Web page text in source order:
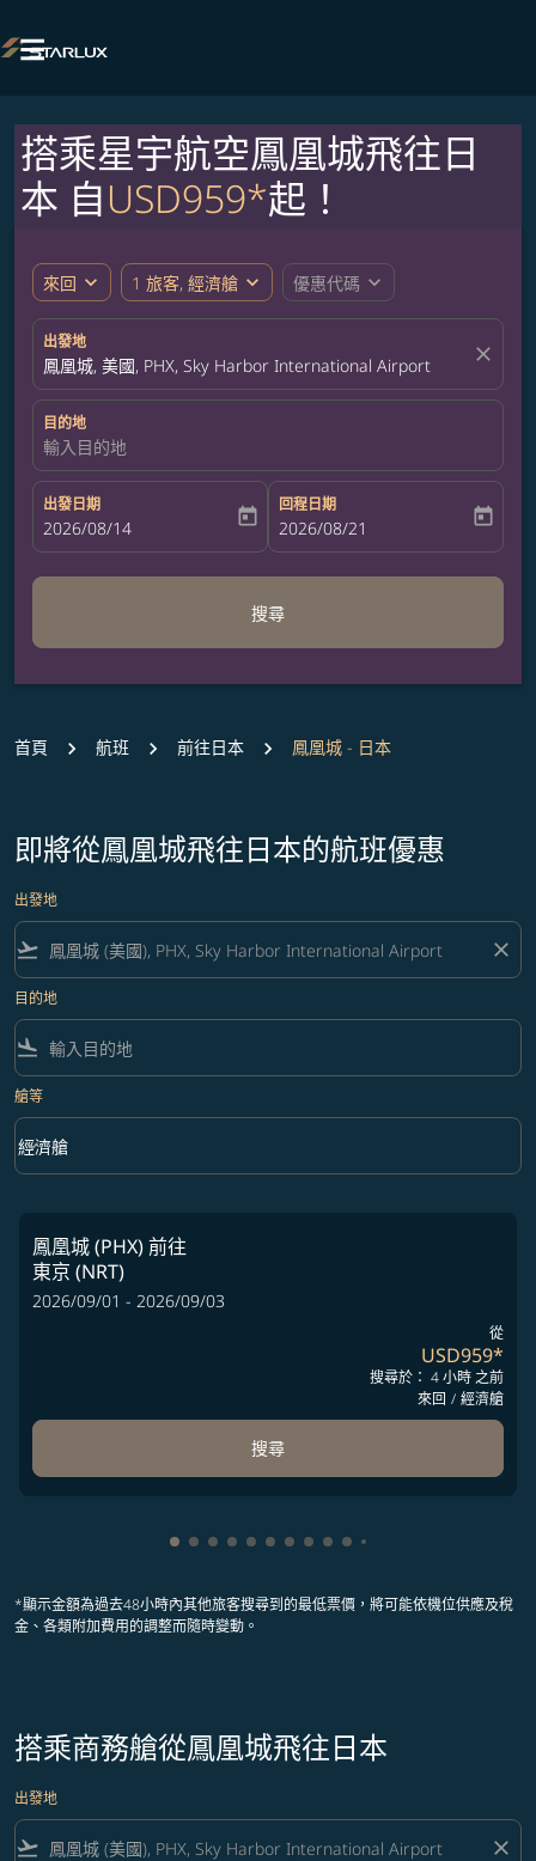

搭乘星宇航空鳳凰城飛往日
本 自USD959*起！
來回 expand_more 1 旅客, 經濟艙 expand_more 優惠代碼 expand_more
出發地
鳳凰城, 美國, PHX, Sky Harbor International Airport close
目的地
輸入目的地
出發日期
fc-booking-departure-date-aria-label
2026/08/14 today
回程日期
fc-booking-return-date-aria-label
2026/08/21 today
搜尋
首頁 航班 前往日本 鳳凰城 - 日本
即將從鳳凰城飛往日本的航班優惠
出發地
flight_takeoff close
目的地
flight_land
艙等
艙等 option 經濟艙 Selected
經濟艙
keyboard_arrow_down
鳳凰城 (PHX)前往
東京 (NRT)
2026/09/01 - 2026/09/03
從
USD959*
搜尋於： 4 小時 之前
來回 / 經濟艙
搜尋
顯示 cmp-pagination-showing-card 1
顯示 cmp-pagination-showing-card 2
顯示 cmp-pagination-showing-card
顯示 cmp-pagination-showing-
顯示 cmp-pagination-showing-
顯示 cmp-pagination-
顯示 cmp-pagination-
顯示 cmp-pagination-
顯示 cmp-pagination-
顯示 cmp-
*顯示金額為過去48小時內其他旅客搜尋到的最低票價，將可能依機位供應及稅
金、各類附加費用的調整而隨時變動。
搭乘商務艙從鳳凰城飛往日本
出發地
flight_takeoff close